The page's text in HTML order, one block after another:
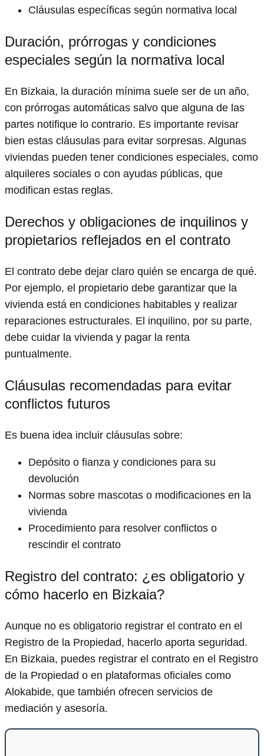
Cláusulas específicas según normativa local
Duración, prórrogas y condiciones
especiales según la normativa local
En Bizkaia, la duración mínima suele ser de un año,
con prórrogas automáticas salvo que alguna de las
partes notifique lo contrario. Es importante revisar
bien estas cláusulas para evitar sorpresas. Algunas
viviendas pueden tener condiciones especiales, como
alquileres sociales o con ayudas públicas, que
modifican estas reglas.
Derechos y obligaciones de inquilinos y
propietarios reflejados en el contrato
El contrato debe dejar claro quién se encarga de qué.
Por ejemplo, el propietario debe garantizar que la
vivienda está en condiciones habitables y realizar
reparaciones estructurales. El inquilino, por su parte,
debe cuidar la vivienda y pagar la renta
puntualmente.
Cláusulas recomendadas para evitar
conflictos futuros
Es buena idea incluir cláusulas sobre:
Depósito o fianza y condiciones para su
devolución
Normas sobre mascotas o modificaciones en la
vivienda
Procedimiento para resolver conflictos o
rescindir el contrato
Registro del contrato: ¿es obligatorio y
cómo hacerlo en Bizkaia?
Aunque no es obligatorio registrar el contrato en el
Registro de la Propiedad, hacerlo aporta seguridad.
En Bizkaia, puedes registrar el contrato en el Registro
de la Propiedad o en plataformas oficiales como
Alokabide, que también ofrecen servicios de
mediación y asesoría.